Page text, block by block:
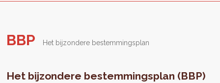
BBP Het bijzondere bestemmingsplan
Het bijzondere bestemmingsplan (BBP)